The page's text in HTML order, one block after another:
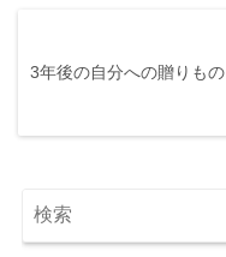
3年後の自分への贈りもの